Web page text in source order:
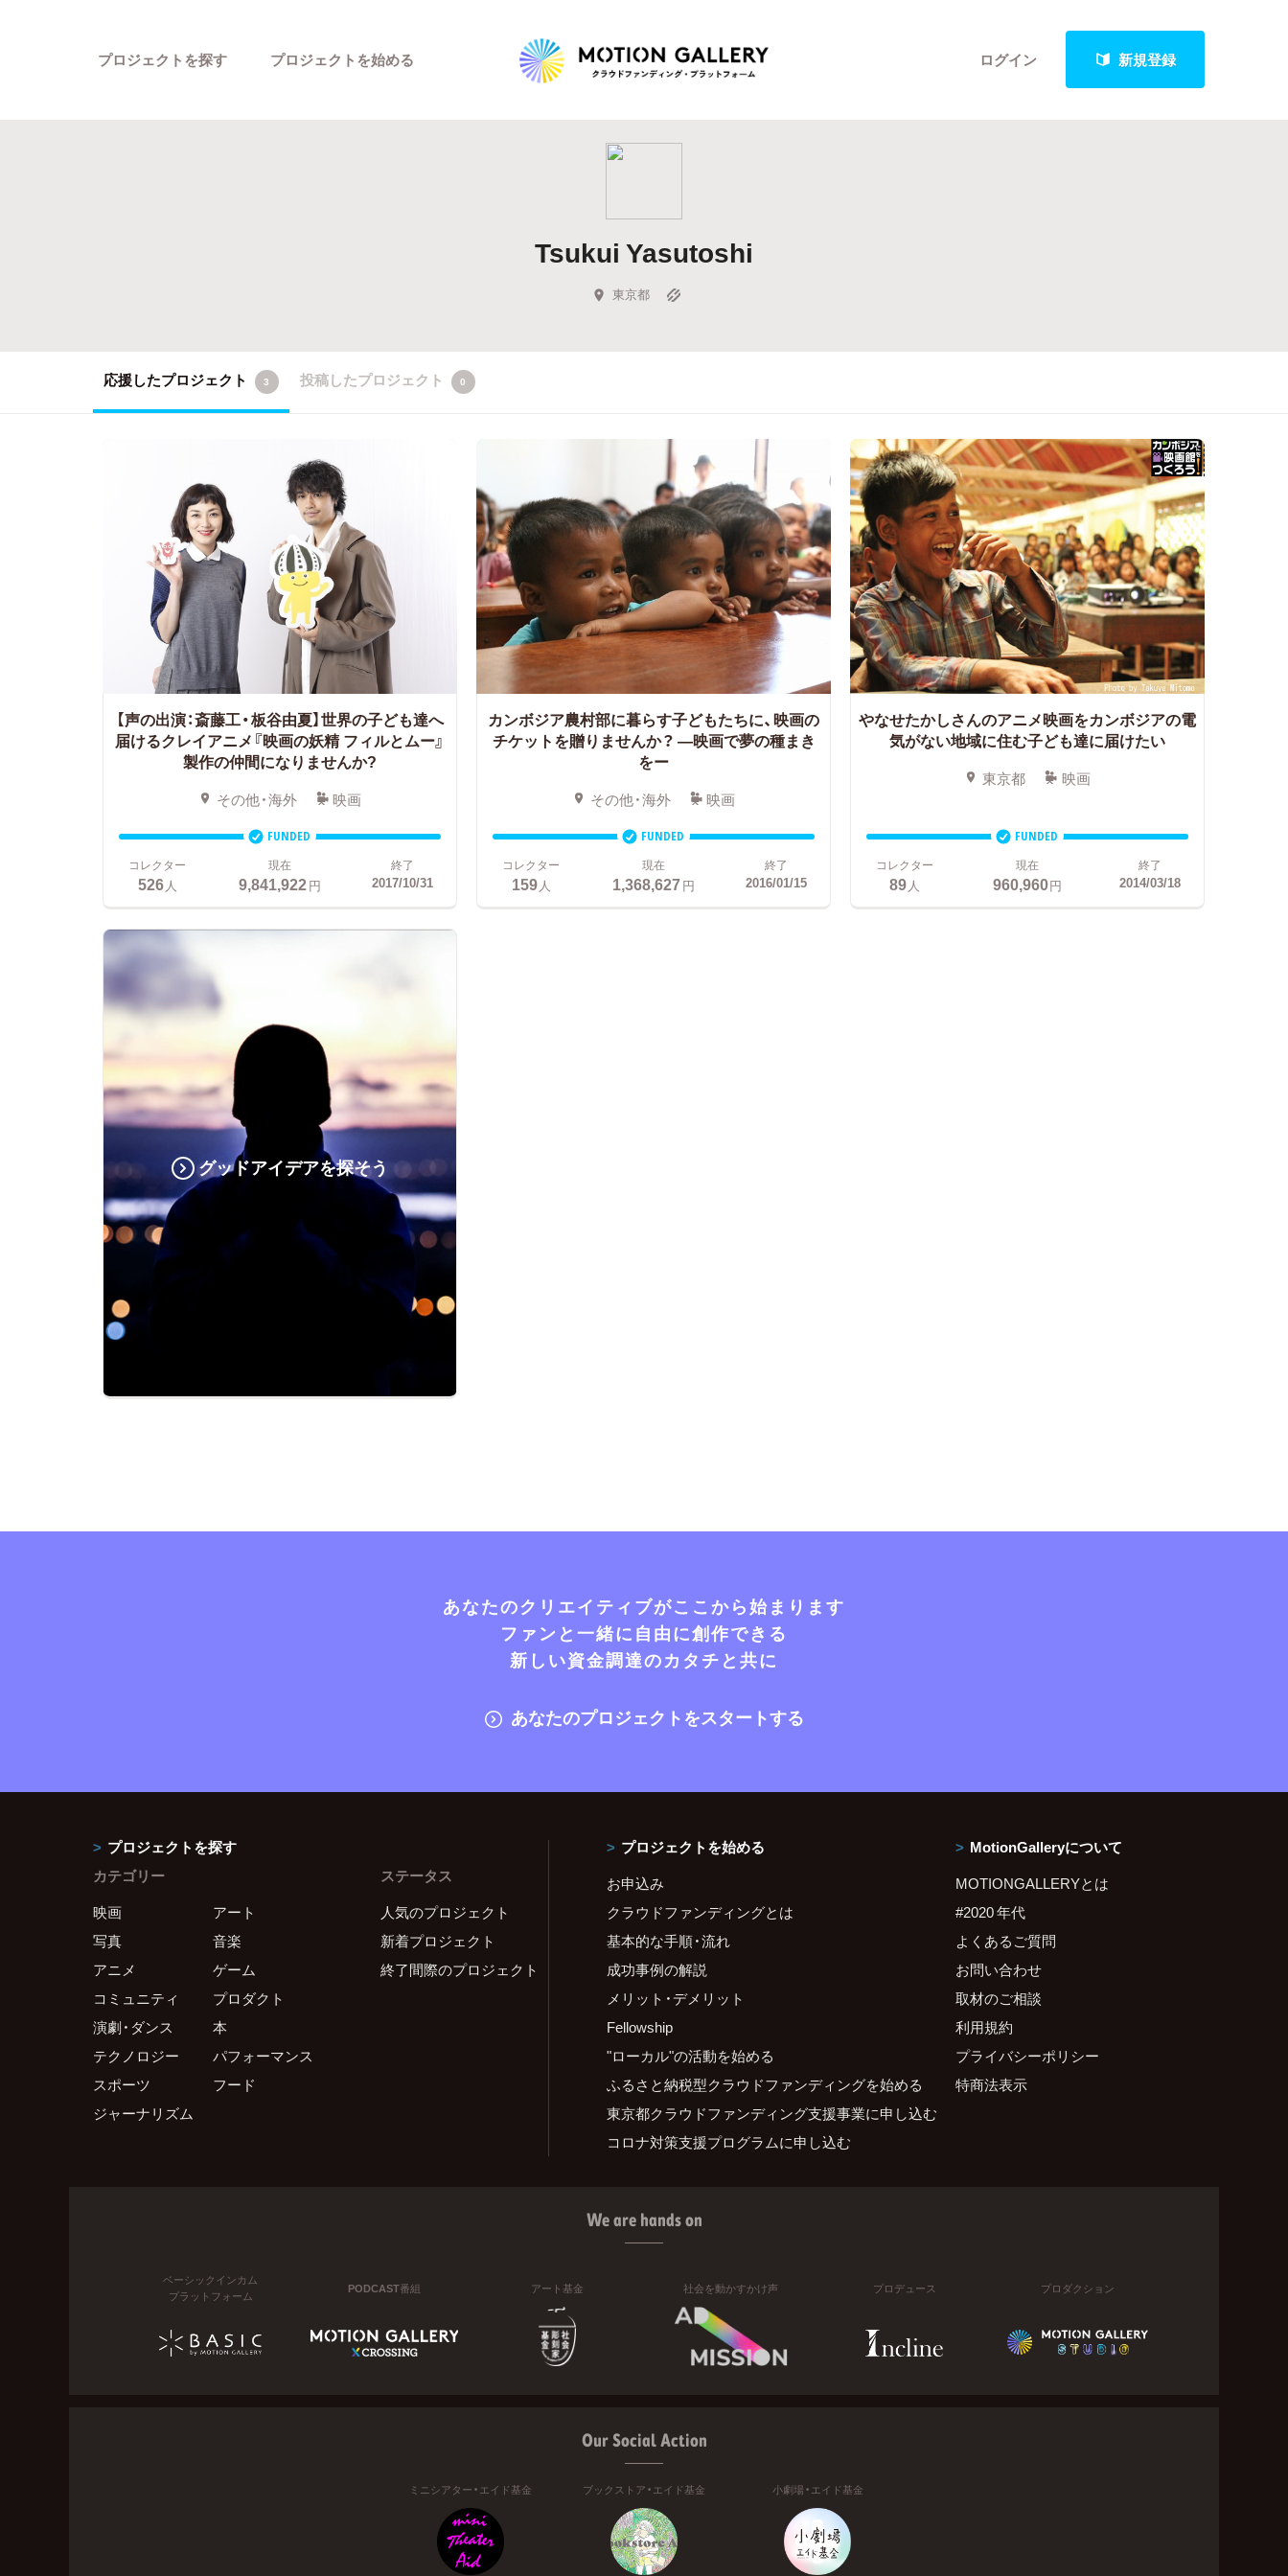
ログイン 新規登録
プロジェクトを探す
Highlight
Feature
キュレーターから探す
プロジェクトを始める
Tsukui Yasutoshi
東京都
応援したプロジェクト 3 投稿したプロジェクト 0
【声の出演：斎藤工・板谷由夏】世界の子ども達へ
届けるクレイアニメ『映画の妖精 フィルとムー』
製作の仲間になりませんか?
その他・海外 映画
FUNDED
コレクター
526人
現在
9,841,922円
終了
2017/10/31
カンボジア農村部に暮らす子どもたちに、映画の
チケットを贈りませんか？ ―映画で夢の種まき
をー
その他・海外 映画
FUNDED
コレクター
159人
現在
1,368,627円
終了
2016/01/15
やなせたかしさんのアニメ映画をカンボジアの電
気がない地域に住む子ども達に届けたい
東京都 映画
FUNDED
コレクター
89人
現在
960,960円
終了
2014/03/18
グッドアイデアを探そう
あなたのクリエイティブがここから始まります
ファンと一緒に自由に創作できる
新しい資金調達のカタチと共に
あなたのプロジェクトをスタートする
プロジェクトを探す
カテゴリー
映画
アート
写真
音楽
アニメ
ゲーム
コミュニティ
プロダクト
演劇・ダンス
本
テクノロジー
パフォーマンス
スポーツ
フード
ジャーナリズム
ステータス
人気のプロジェクト
新着プロジェクト
終了間際のプロジェクト
プロジェクトを始める
お申込み
クラウドファンディングとは
基本的な手順・流れ
成功事例の解説
メリット・デメリット
Fellowship
"ローカル"の活動を始める
ふるさと納税型クラウドファンディングを始める
東京都クラウドファンディング支援事業に申し込む
コロナ対策支援プログラムに申し込む
MotionGalleryについて
MOTIONGALLERYとは
#2020 年代
よくあるご質問
お問い合わせ
取材のご相談
利用規約
プライバシーポリシー
特商法表示
We are hands on
ベーシックインカム
プラットフォーム
PODCAST番組 アート基金 社会を動かすかけ声 プロデュース プロダクション
Our Social Action
ミニシアター・エイド基金 ブックストア・エイド基金 小劇場・エイド基金